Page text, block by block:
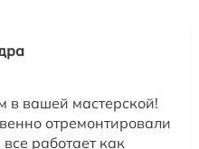
в вашей мастерской!
отремонтировали
работает как